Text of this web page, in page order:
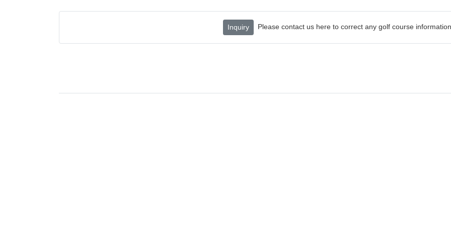
Inquiry Please contact us here to correct any golf course